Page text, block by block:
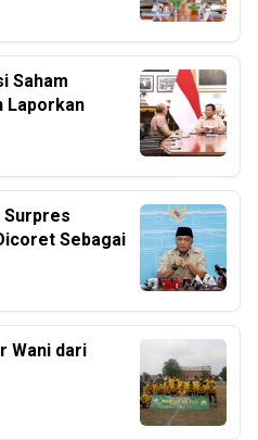
Saham
Laporkan
Surpres
Sebagai
Wani dari